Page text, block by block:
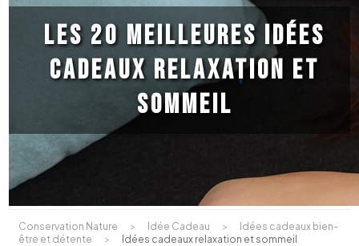
Les 20 meilleures idées
cadeaux relaxation et
sommeil
Conservation Nature > Idée Cadeau >
Idées cadeaux bien-
être et détente
> Idées cadeaux relaxation et sommeil